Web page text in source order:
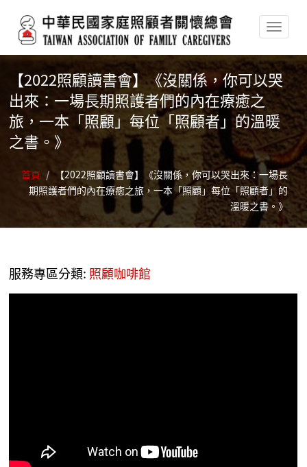
【2022照顧讀書會】《沒關係，你可以哭
出來：一場長期照護者們的內在療癒之
旅，一本「照顧」每位「照顧者」的溫暖
之書。》
首頁 / 【2022照顧讀書會】《沒關係，你可以哭出來：一場長
期照護者們的內在療癒之旅，一本「照顧」每位「照顧者」的
溫暖之書。》
服務專區分類: 照顧咖啡館